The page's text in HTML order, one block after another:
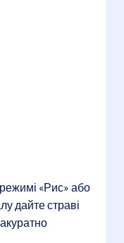
«Рис» або
дайте страві